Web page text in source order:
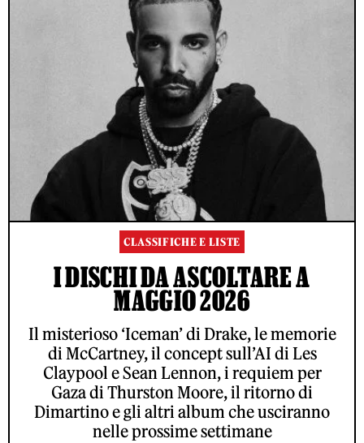
CLASSIFICHE E LISTE
I DISCHI DA ASCOLTARE A
MAGGIO 2026
Il misterioso ‘Iceman’ di Drake, le memorie
di McCartney, il concept sull’AI di Les
Claypool e Sean Lennon, i requiem per
Gaza di Thurston Moore, il ritorno di
Dimartino e gli altri album che usciranno
nelle prossime settimane